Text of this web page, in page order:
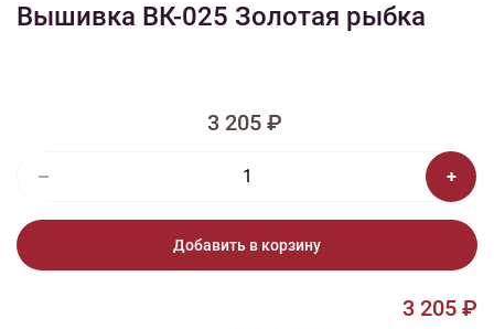
Вышивка ВК-025 Золотая рыбка
3 205 ₽
Добавить в корзину
3 205 ₽